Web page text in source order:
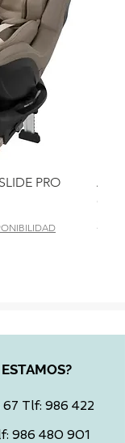
PRO
67 Tlf: 986 422
986 480 901